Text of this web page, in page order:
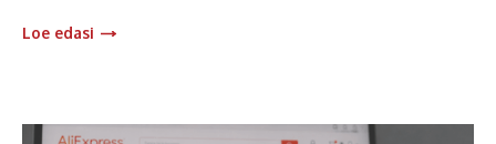
Loe edasi